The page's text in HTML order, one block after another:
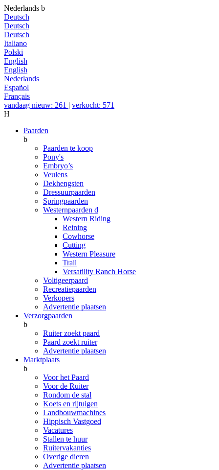
Nederlands b
Deutsch
Deutsch
Deutsch
Italiano
Polski
English
English
Nederlands
Español
Français
vandaag nieuw: 261 | verkocht: 571
H
Paarden
b
Paarden te koop
Pony's
Embryo’s
Veulens
Dekhengsten
Dressuurpaarden
Springpaarden
Westernpaarden d
Western Riding
Reining
Cowhorse
Cutting
Western Pleasure
Trail
Versatility Ranch Horse
Voltigeerpaard
Recreatiepaarden
Verkopers
Advertentie plaatsen
Verzorgpaarden
b
Ruiter zoekt paard
Paard zoekt ruiter
Advertentie plaatsen
Marktplaats
b
Voor het Paard
Voor de Ruiter
Rondom de stal
Koets en rijtuigen
Landbouwmachines
Hippisch Vastgoed
Vacatures
Stallen te huur
Ruitervakanties
Overige dieren
Advertentie plaatsen